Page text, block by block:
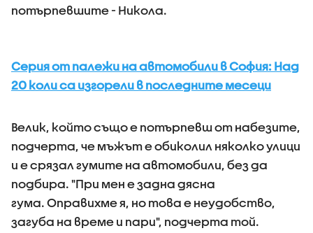
потърпевшите - Никола.
Серия от палежи на автомобили в София: Над
20 коли са изгорели в последните месеци
Велик, който също е потърпевш от набезите,
подчерта, че мъжът е обиколил няколко улици
и е срязал гумите на автомобили, без да
подбира. "При мен е задна дясна
гума. Оправихме я, но това е неудобство,
загуба на време и пари", подчерта той.